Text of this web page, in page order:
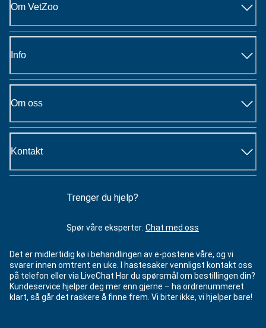
Om VetZoo
Info
Om oss
Kontakt
Trenger du hjelp?
Spør våre eksperter. Chat med oss
Det er midlertidig kø i behandlingen av e-postene våre, og vi
svarer innen omtrent en uke. I hastesaker vennligst kontakt oss
på telefon eller via LiveChat Har du spørsmål om bestillingen din?
Kundeservice hjelper deg mer enn gjerne – ha ordrenummeret
klart, så går det raskere å finne frem. Vi biter ikke, vi hjelper bare!